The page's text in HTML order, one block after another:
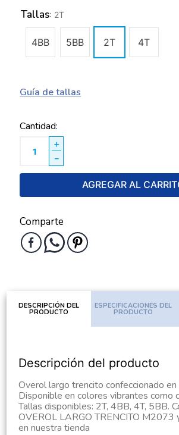
Tallas: 2T
4BB 5BB 2T 4T
Guía de tallas
Cantidad
＋
－
AGREGAR AL
Comparte
DESCRIPCIÓN DEL
PRODUCTO
ESPECIFICACIONES DEL
PRODUCTO
Descripción del producto
Overol largo trencito confeccionado
Disponible en colores vibrantes como
Tallas disponibles: 2T, 4BB, 4T, 5BB.
OVEROL LARGO TRENCITO M2073
en nuestra tienda